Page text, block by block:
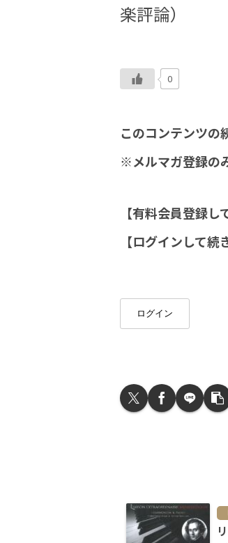
楽評論）
0
このコンテンツの
※メルマガ登録の
【有料会員登録し
【ログインして
ログイン